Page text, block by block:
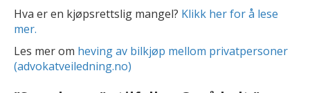
Hva er en kjøpsrettslig mangel? Klikk her for å lese
mer.
Les mer om heving av bilkjøp mellom privatpersoner
(advokatveiledning.no)